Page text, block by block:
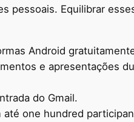
pessoais. Equilibrar
Android
e apresentações
do Gmail.
one hundred